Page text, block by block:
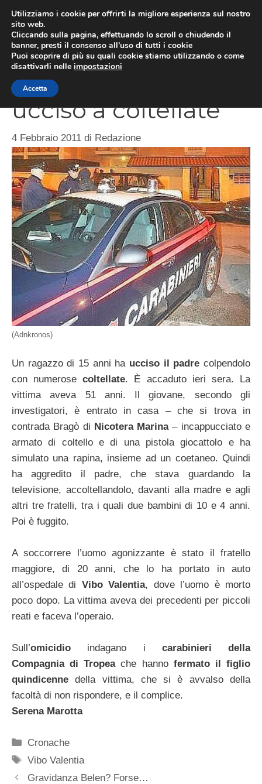
contenuto
Vibo Valentia, uomo
ucciso a coltellate
4 Febbraio 2011 di Redazione
(Adnkronos)
Un ragazzo di 15 anni ha ucciso il padre colpendolo
con numerosecoltellate. È accaduto ieri sera. La
vittima aveva 51 anni. Il giovane, secondo gli
investigatori, è entrato in casa – che si trova in
contrada Bragò di Nicotera Marina– incappucciato e
armato di coltello e di una pistola giocattolo e ha
simulato una rapina, insieme ad un coetaneo. Quindi
ha aggredito il padre, che stava guardando la
televisione, accoltellandolo, davanti alla madre e agli
altri tre fratelli, tra i quali due bambini di 10 e 4 anni.
Poi è fuggito.
A soccorrere l’uomo agonizzante è stato il fratello
maggiore, di 20 anni, che lo ha portato in auto
all’ospedale di Vibo Valentia, dove l’uomo è morto
poco dopo. La vittima aveva dei precedenti per piccoli
reati e faceva l’operaio.
Sull’omicidio indagano i carabinieri della
Compagnia di Tropeache hanno fermato il figlio
quindicennedella vittima, che si è avvalso della
facoltà di non rispondere, e il complice.
Serena Marotta
Categorie
Cronache
Tag
Vibo Valentia
Gravidanza Belen? Forse…
Utilizziamo i cookie per offrirti la migliore esperienza sul nostro
sito web.
Cliccando sulla pagina, effettuando lo scroll o chiudendo il
banner, presti il consenso all’uso di tutti i cookie
Puoi scoprire di più su quali cookie stiamo utilizzando o come
disattivarli nelle impostazioni
Accetta